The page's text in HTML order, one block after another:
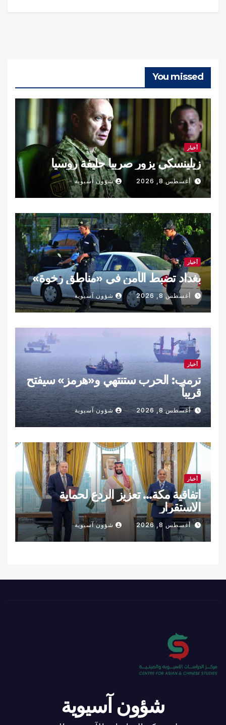
You missed
أخبار
زيلينسكي يزور صربيا حليفة روسيا
أغسطس 8, 2026 شؤون آسيوية
أخبار
بغداد تضبط الأمن في «مناطق رخوة»
أغسطس 8, 2026 شؤون آسيوية
أخبار
ترمب: الحرب ستنتهي و«هرمز» سيفتح
قريباً
أغسطس 8, 2026 شؤون آسيوية
أخبار
اتفاقية مكة… تعزيز الردع لحماية
الاستقرار
أغسطس 8, 2026 شؤون آسيوية
شؤون آسيوية